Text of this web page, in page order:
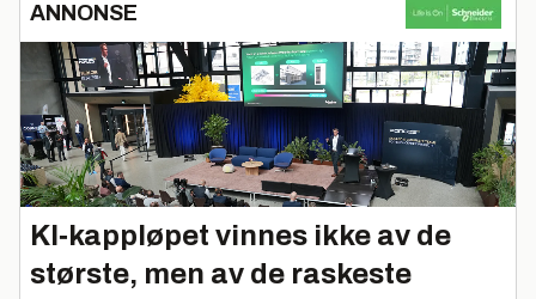
ANNONSE
KI‑kappløpet vinnes ikke av de
største, men av de raskeste